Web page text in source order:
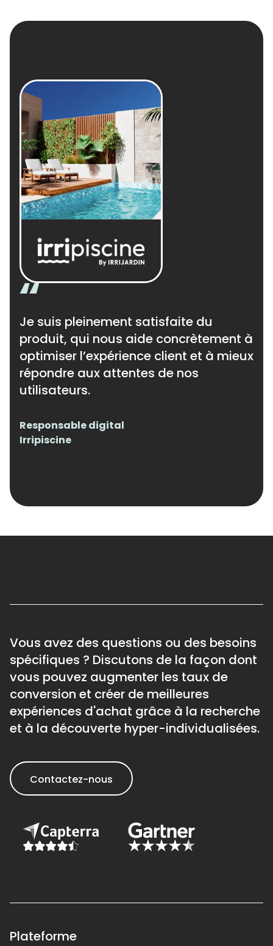
Je suis pleinement satisfaite du
produit, qui nous aide concrètement à
optimiser l’expérience client et à mieux
répondre aux attentes de nos
utilisateurs.
Responsable digital
Irripiscine
Vous avez des questions ou des besoins
spécifiques ? Discutons de la façon dont
vous pouvez augmenter les taux de
conversion et créer de meilleures
expériences d'achat grâce à la recherche
et à la découverte hyper-individualisées.
Contactez-nous
Plateforme